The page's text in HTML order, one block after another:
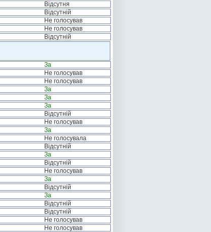
Відсутня
Відсутній
Не голосував
Не голосував
Відсутній
За
Не голосував
Не голосував
За
За
За
Відсутній
Не голосував
За
Не голосувала
Відсутній
За
Відсутній
Не голосував
За
Відсутній
За
Відсутній
Відсутній
Не голосував
Не голосував